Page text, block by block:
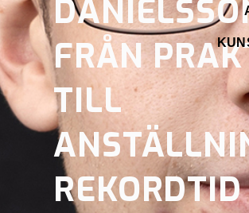
FRÅN
TILL
REKORDTID